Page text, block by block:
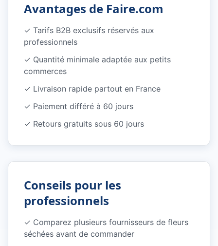
Avantages de Faire.com
✓ Tarifs B2B exclusifs réservés aux
professionnels
✓ Quantité minimale adaptée aux petits
commerces
✓ Livraison rapide partout en France
✓ Paiement différé à 60 jours
✓ Retours gratuits sous 60 jours
Conseils pour les
professionnels
✓ Comparez plusieurs fournisseurs de fleurs
séchées avant de commander